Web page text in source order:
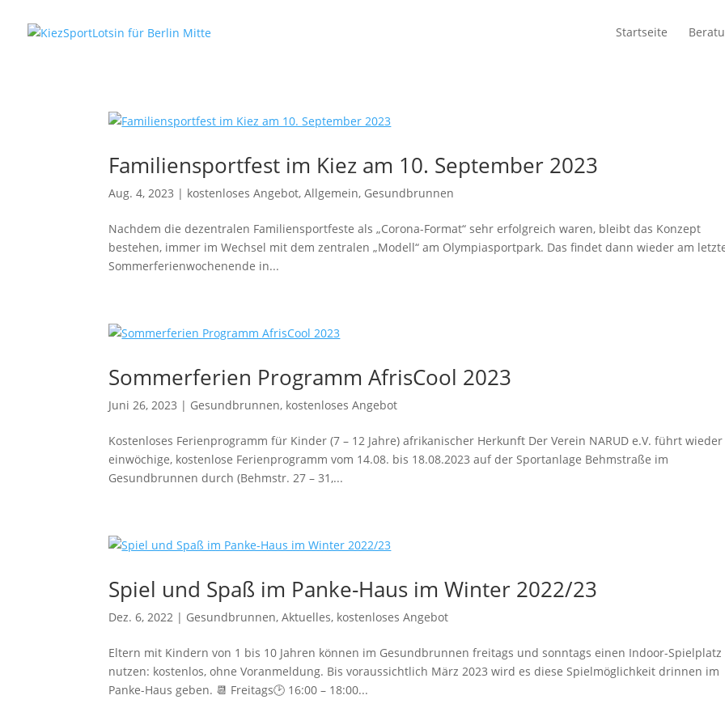
Startseite
Familiensportfest im Kiez am 10. September 2023
Aug. 4, 2023 | kostenloses Angebot,Allgemein, Gesundbrunnen
Nachdem die dezentralen Familiensportfeste als „Corona-Format“ sehr erfolgreich waren, bleibt das Konzept
bestehen, immer im Wechsel mit dem zentralen „Modell“ am Olympiasportpark. Das findet dann wieder am
Sommerferienwochenende in...
Sommerferien Programm AfrisCool 2023
Juni 26, 2023 | Gesundbrunnen, kostenloses Angebot
Kostenloses Ferienprogramm für Kinder (7 – 12 Jahre) afrikanischer Herkunft Der Verein NARUD e.V. führt
einwöchige, kostenlose Ferienprogramm vom 14.08. bis 18.08.2023 auf der Sportanlage Behmstraße im
Gesundbrunnen durch (Behmstr. 27 – 31,...
Spiel und Spaß im Panke-Haus im Winter 2022/23
Dez. 6, 2022 | Gesundbrunnen,Aktuelles, kostenloses Angebot
Eltern mit Kindern von 1 bis 10 Jahren können im Gesundbrunnen freitags und sonntags einen Indoor-Spielplatz
nutzen: kostenlos, ohne Voranmeldung. Bis voraussichtlich März 2023 wird es diese Spielmöglichkeit drinnen im
Panke-Haus geben. 📆 Freitags🕑 16:00 – 18:00...